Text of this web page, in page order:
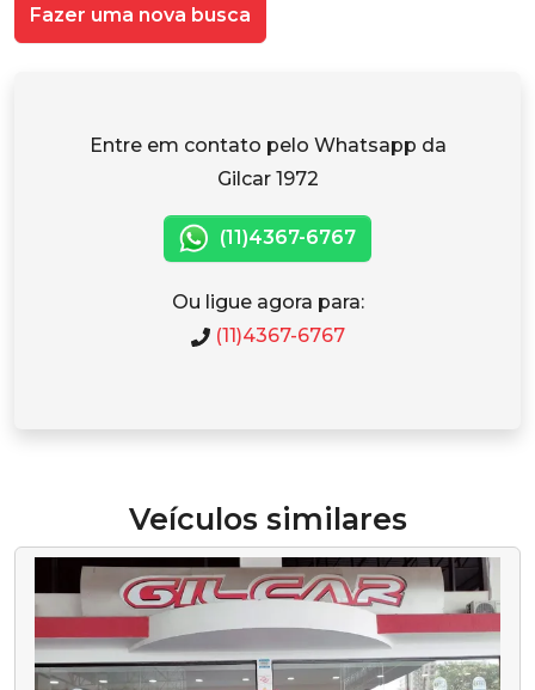
Fazer uma nova busca
Entre em contato pelo Whatsapp da
Gilcar 1972
(11)4367-6767
Ou ligue agora para:
(11)4367-6767
Veículos similares